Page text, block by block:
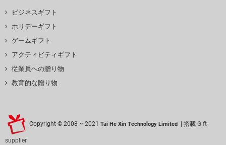
ビジネスギフト
ホリデーギフト
ゲームギフト
アクティビティギフト
従業員への贈り物
教育的な贈り物
Copyright © 2008 ~ 2021 Tai He Xin Technology Limited | 搭載 Gift-
supplier